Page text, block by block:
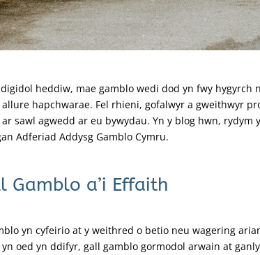
heddiw, mae gamblo wedi dod yn fwy
hapchwarae. Fel rhieni, gofalwyr a gweithwyr
sawl agwedd ar eu bywydau. Yn y blog hwn,
Adferiad Addysg Gamblo Cymru.
Gamblo a’i Effaith
yn cyfeirio at y weithred o betio neu wagering
oed yn ddifyr, gall gamblo gormodol arwain at